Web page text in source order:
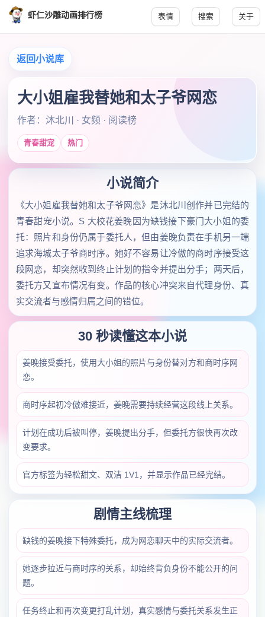
虾仁沙雕动画排行榜 表情 搜索 关于
返回小说库
大小姐雇我替她和太子爷网恋
作者：沐北川 · 女频 · 阅读榜
青春甜宠 热门
小说简介
《大小姐雇我替她和太子爷网恋》是沐北川创作并已完结的
青春甜宠小说。S 大校花姜晚因为缺钱接下豪门大小姐的委
托：照片和身份仍属于委托人，但由姜晚负责在手机另一端
追求海城太子爷商时序。她好不容易让冷傲的商时序接受这
段网恋，却突然收到终止计划的指令并提出分手；两天后，
委托方又宣布情况有变。作品的核心冲突来自代理身份、真
实交流者与感情归属之间的错位。
30 秒读懂这本小说
姜晚接受委托，使用大小姐的照片与身份替对方和商时序网
恋。
商时序起初冷傲难接近，姜晚需要持续经营这段线上关系。
计划在成功后被叫停，姜晚提出分手，但委托方很快再次改
变要求。
官方标签为轻松甜文、双洁 1V1，并显示作品已经完结。
剧情主线梳理
缺钱的姜晚接下特殊委托，成为网恋聊天中的实际交流者。
她逐步拉近与商时序的关系，却始终背负身份不能公开的问
题。
任务终止和再次变更打乱计划，真实感情与委托关系发生正